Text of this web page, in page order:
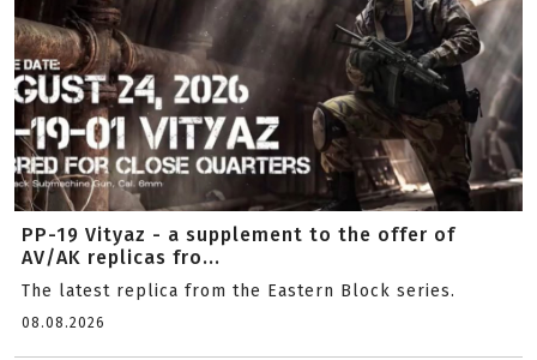
PP-19 Vityaz - a supplement to the offer of
AV/AK replicas fro...
The latest replica from the Eastern Block series.
08.08.2026